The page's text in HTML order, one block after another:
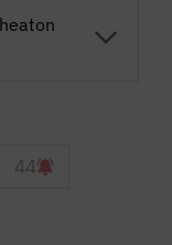
44